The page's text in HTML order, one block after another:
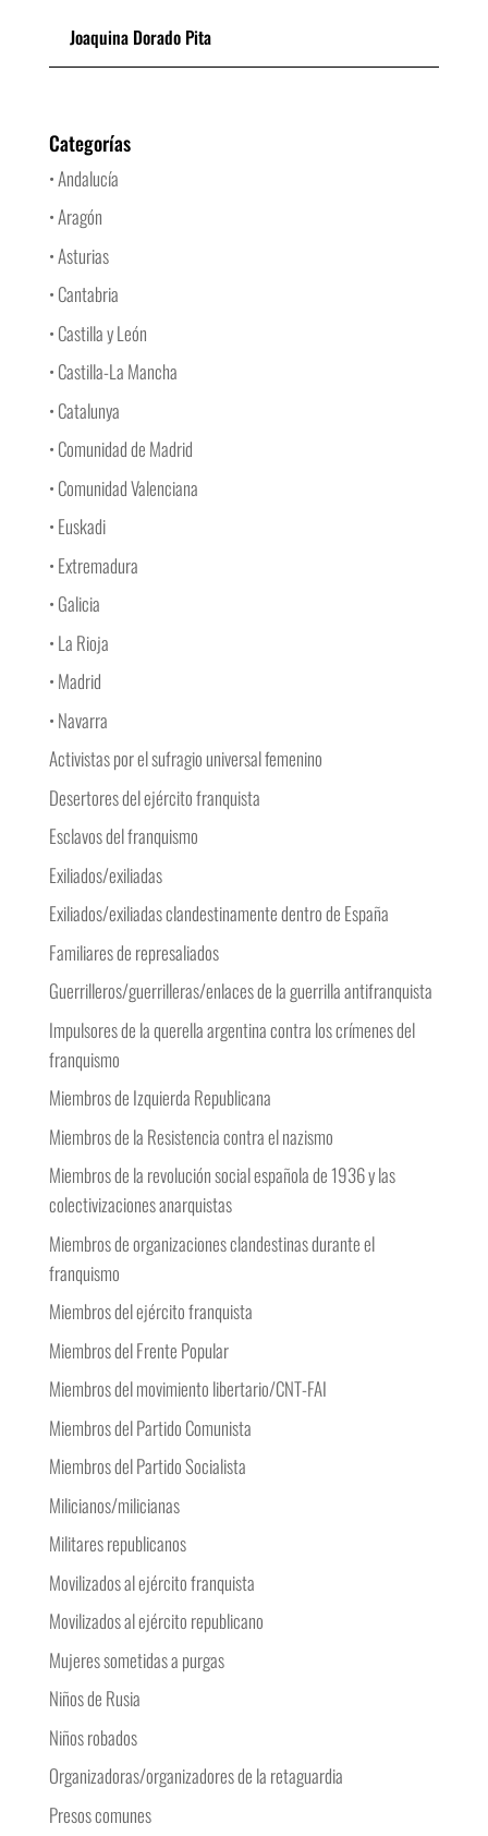
Joaquina Dorado Pita
Categorías
• Andalucía
• Aragón
• Asturias
• Cantabria
• Castilla y León
• Castilla-La Mancha
• Catalunya
• Comunidad de Madrid
• Comunidad Valenciana
• Euskadi
• Extremadura
• Galicia
• La Rioja
• Madrid
• Navarra
Activistas por el sufragio universal femenino
Desertores del ejército franquista
Esclavos del franquismo
Exiliados/exiliadas
Exiliados/exiliadas clandestinamente dentro de España
Familiares de represaliados
Guerrilleros/guerrilleras/enlaces de la guerrilla antifranquista
Impulsores de la querella argentina contra los crímenes del
franquismo
Miembros de Izquierda Republicana
Miembros de la Resistencia contra el nazismo
Miembros de la revolución social española de 1936 y las
colectivizaciones anarquistas
Miembros de organizaciones clandestinas durante el
franquismo
Miembros del ejército franquista
Miembros del Frente Popular
Miembros del movimiento libertario/CNT-FAI
Miembros del Partido Comunista
Miembros del Partido Socialista
Milicianos/milicianas
Militares republicanos
Movilizados al ejército franquista
Movilizados al ejército republicano
Mujeres sometidas a purgas
Niños de Rusia
Niños robados
Organizadoras/organizadores de la retaguardia
Presos comunes